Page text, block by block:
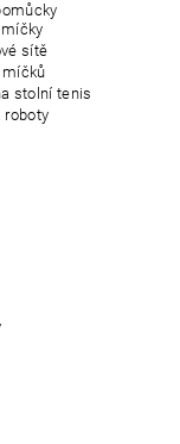
sítě
míčků
stolní tenis
roboty